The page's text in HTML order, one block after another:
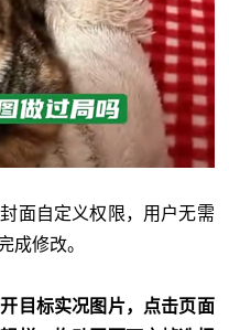
面自定义权限，用户无需
成修改。
目标实况图片，点击页面